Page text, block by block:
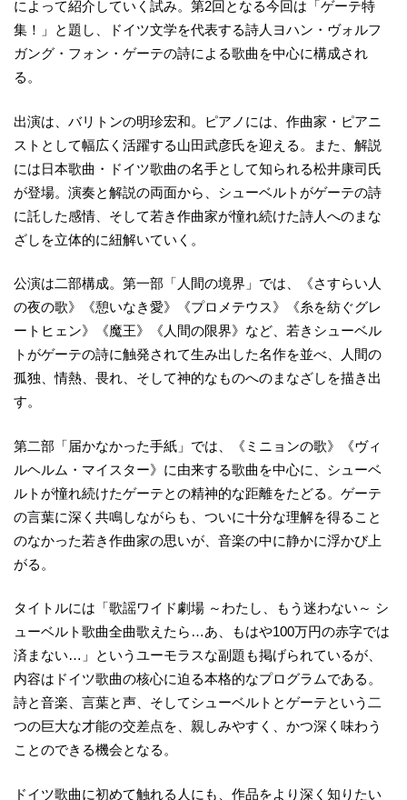
によって紹介していく試み。第2回となる今回は「ゲーテ特
集！」と題し、ドイツ文学を代表する詩人ヨハン・ヴォルフ
ガング・フォン・ゲーテの詩による歌曲を中心に構成され
る。
出演は、バリトンの明珍宏和。ピアノには、作曲家・ピアニ
ストとして幅広く活躍する山田武彦氏を迎える。また、解説
には日本歌曲・ドイツ歌曲の名手として知られる松井康司氏
が登場。演奏と解説の両面から、シューベルトがゲーテの詩
に託した感情、そして若き作曲家が憧れ続けた詩人へのまな
ざしを立体的に紐解いていく。
公演は二部構成。第一部「人間の境界」では、《さすらい人
の夜の歌》《憩いなき愛》《プロメテウス》《糸を紡ぐグレ
ートヒェン》《魔王》《人間の限界》など、若きシューベル
トがゲーテの詩に触発されて生み出した名作を並べ、人間の
孤独、情熱、畏れ、そして神的なものへのまなざしを描き出
す。
第二部「届かなかった手紙」では、《ミニョンの歌》《ヴィ
ルヘルム・マイスター》に由来する歌曲を中心に、シューベ
ルトが憧れ続けたゲーテとの精神的な距離をたどる。ゲーテ
の言葉に深く共鳴しながらも、ついに十分な理解を得ること
のなかった若き作曲家の思いが、音楽の中に静かに浮かび上
がる。
タイトルには「歌謡ワイド劇場 ～わたし、もう迷わない～ シ
ューベルト歌曲全曲歌えたら…あ、もはや100万円の赤字では
済まない…」というユーモラスな副題も掲げられているが、
内容はドイツ歌曲の核心に迫る本格的なプログラムである。
詩と音楽、言葉と声、そしてシューベルトとゲーテという二
つの巨大な才能の交差点を、親しみやすく、かつ深く味わう
ことのできる機会となる。
ドイツ歌曲に初めて触れる人にも、作品をより深く知りたい